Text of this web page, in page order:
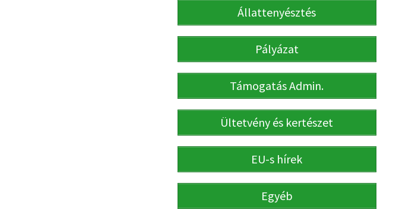
Állattenyésztés
Pályázat
Támogatás Admin.
Ültetvény és kertészet
EU-s hírek
Egyéb